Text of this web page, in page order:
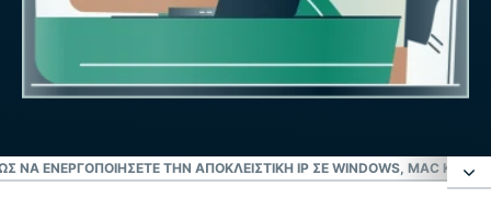
ΝΑ ΕΝΕΡΓΟΠΟΙΉΣΕΤΕ ΤΗΝ ΑΠΟΚΛΕΙΣΤΙΚΉ IP ΣΕ WINDOWS, MAC ΚΑΙ